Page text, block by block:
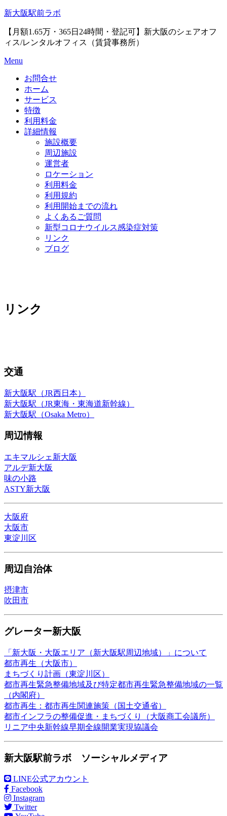
Skip
content
新大阪駅前ラボ
【月額1.65万・365日24時間・登記可】新大阪のシェアオフ
ィス/レンタルオフィス（賃貸事務所）
Menu
お問合せ
ホーム
サービス
特徴
利用料金
詳細情報
施設概要
周辺施設
運営者
ロケーション
利用料金
利用規約
利用開始までの流れ
よくあるご質問
新型コロナウイルス感染症対策
リンク
ブログ
リンク
交通
新大阪駅（JR西日本）
新大阪駅（JR東海・東海道新幹線）
新大阪駅（Osaka Metro）
周辺情報
エキマルシェ新大阪
アルデ新大阪
味の小路
ASTY新大阪
大阪府
大阪市
東淀川区
周辺自治体
摂津市
吹田市
グレーター新大阪
「新大阪・大阪エリア（新大阪駅周辺地域）」について
都市再生（大阪市）
まちづくり計画（東淀川区）
都市再生緊急整備地域及び特定都市再生緊急整備地域の一覧
（内閣府）
都市再生：都市再生関連施策（国土交通省）
都市インフラの整備促進・まちづくり（大阪商工会議所）
リニア中央新幹線早期全線開業実現協議会
新大阪駅前ラボ ソーシャルメディア
LINE公式アカウント
Facebook
Instagram
Twitter